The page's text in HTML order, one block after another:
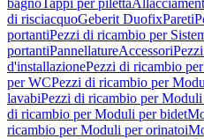
bagnoTappi per piletta
di risciacquoGeberit DuofixPareti
portantiPezzi di ricambio per
portantiPannellatureAccessori
d'installazionePezzi di ricambio
per WCPezzi di ricambio per
lavabiPezzi di ricambio per
di ricambio per Moduli per bidet
ricambio per Moduli per orinatoi